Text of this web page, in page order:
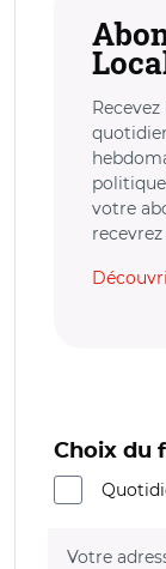
votre
Choix du
Votre